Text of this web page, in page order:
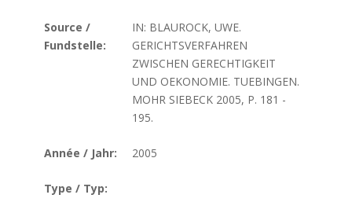
Source /
Fundstelle:
IN: BLAUROCK, UWE.
GERICHTSVERFAHREN
ZWISCHEN GERECHTIGKEIT
UND OEKONOMIE. TUEBINGEN.
MOHR SIEBECK 2005, P. 181 -
195.
Année / Jahr: 2005
Type / Typ: